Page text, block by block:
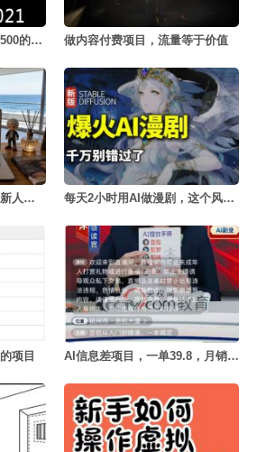
揭秘同城线下项目，日入500的秘密 做内容付费项目，流量等于价值
普通人做自媒体全流程（新人版） 每天2小时用AI做漫剧，这个风口项目太香了
项目 AI信息差项目，一单39.8，月销量4000+